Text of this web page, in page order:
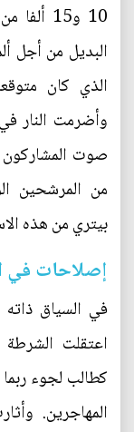
10
البديل من أجل
وأضرمت النار
صوت
من المرشحين
بيتري من هذه
إصلاحات
في السياق
اعتقلت
كطالب لجوء
المهاجرين.